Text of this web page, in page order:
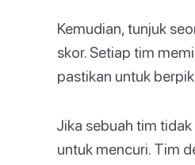
Kemudian, tunjuk
skor. Setiap tim
pastikan untuk
Jika sebuah tim
untuk mencuri. Tim